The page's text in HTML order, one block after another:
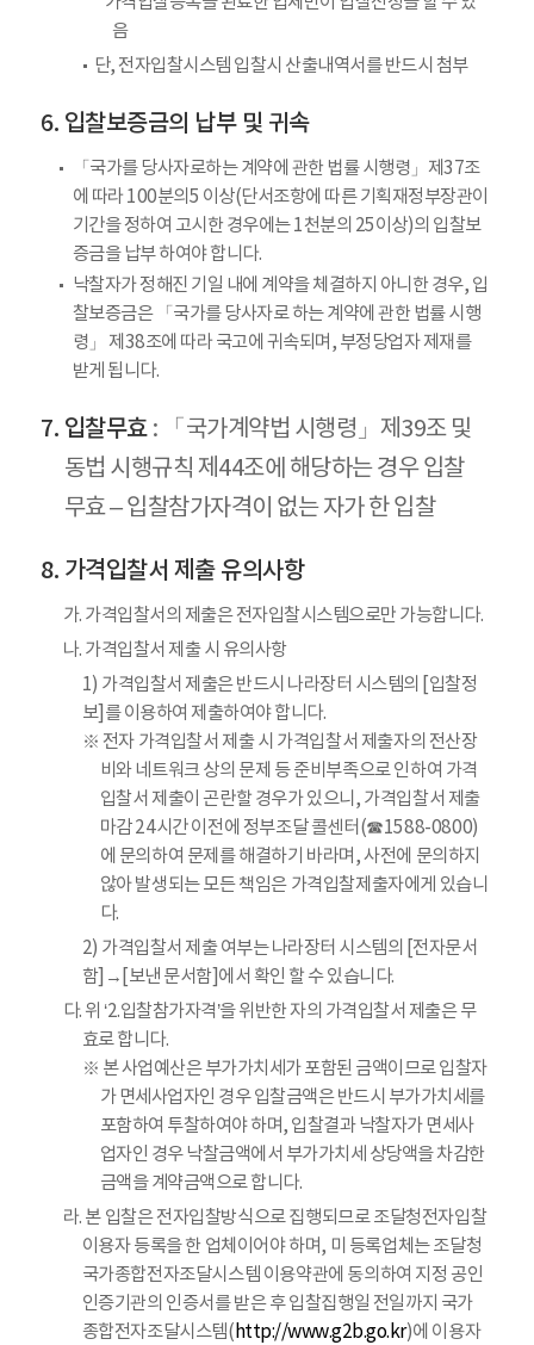
음
단, 전자입찰시스템 입찰시 산출내역서를 반드시 첨부
입찰보증금의 납부 및 귀속
「국가를 당사자로하는 계약에 관한 법률 시행령」제37조
에 따라 100분의5 이상(단서조항에 따른 기획재정부장관이
기간을 정하여 고시한 경우에는 1천분의 25이상)의 입찰보
증금을 납부 하여야 합니다.
낙찰자가 정해진 기일 내에 계약을 체결하지 아니한 경우, 입
찰보증금은 「국가를 당사자로 하는 계약에 관한 법률 시행
령」 제38조에 따라 국고에 귀속되며, 부정당업자 제재를
받게 됩니다.
입찰무효 : 「국가계약법 시행령」제39조 및
동법 시행규칙 제44조에 해당하는 경우 입찰
무효 – 입찰참가자격이 없는 자가 한 입찰
가격입찰서 제출 유의사항
가. 가격입찰서의 제출은 전자입찰시스템으로만 가능합니다.
나. 가격입찰서 제출 시 유의사항
1) 가격입찰서 제출은 반드시 나라장터 시스템의 [입찰정
보]를 이용하여 제출하여야 합니다.
※ 전자 가격입찰서 제출 시 가격입찰서 제출자의 전산장
비와 네트워크 상의 문제 등 준비부족으로 인하여 가격
입찰서 제출이 곤란할 경우가 있으니, 가격입찰서 제출
마감 24시간 이전에 정부조달 콜센터(☎1588-0800)
에 문의하여 문제를 해결하기 바라며, 사전에 문의하지
않아 발생되는 모든 책임은 가격입찰제출자에게 있습니
다.
2) 가격입찰서 제출 여부는 나라장터 시스템의 [전자문서
함]→[보낸 문서함]에서 확인 할 수 있습니다.
다. 위 ‘2.입찰참가자격’을 위반한 자의 가격입찰서 제출은 무
효로 합니다.
※ 본 사업예산은 부가가치세가 포함된 금액이므로 입찰자
가 면세사업자인 경우 입찰금액은 반드시 부가가치세를
포함하여 투찰하여야 하며, 입찰결과 낙찰자가 면세사
업자인 경우 낙찰금액에서 부가가치세 상당액을 차감한
금액을 계약금액으로 합니다.
라. 본 입찰은 전자입찰방식으로 집행되므로 조달청전자입찰
이용자 등록을 한 업체이어야 하며, 미 등록업체는 조달청
국가종합전자조달시스템 이용약관에 동의하여 지정 공인
인증기관의 인증서를 받은 후 입찰집행일 전일까지 국가
종합전자조달시스템(http://www.g2b.go.kr)에 이용자